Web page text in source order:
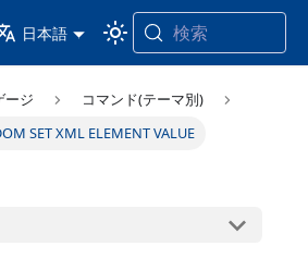
日本語 検索
ージ
コマンド(テーマ別)
SET XML ELEMENT VALUE